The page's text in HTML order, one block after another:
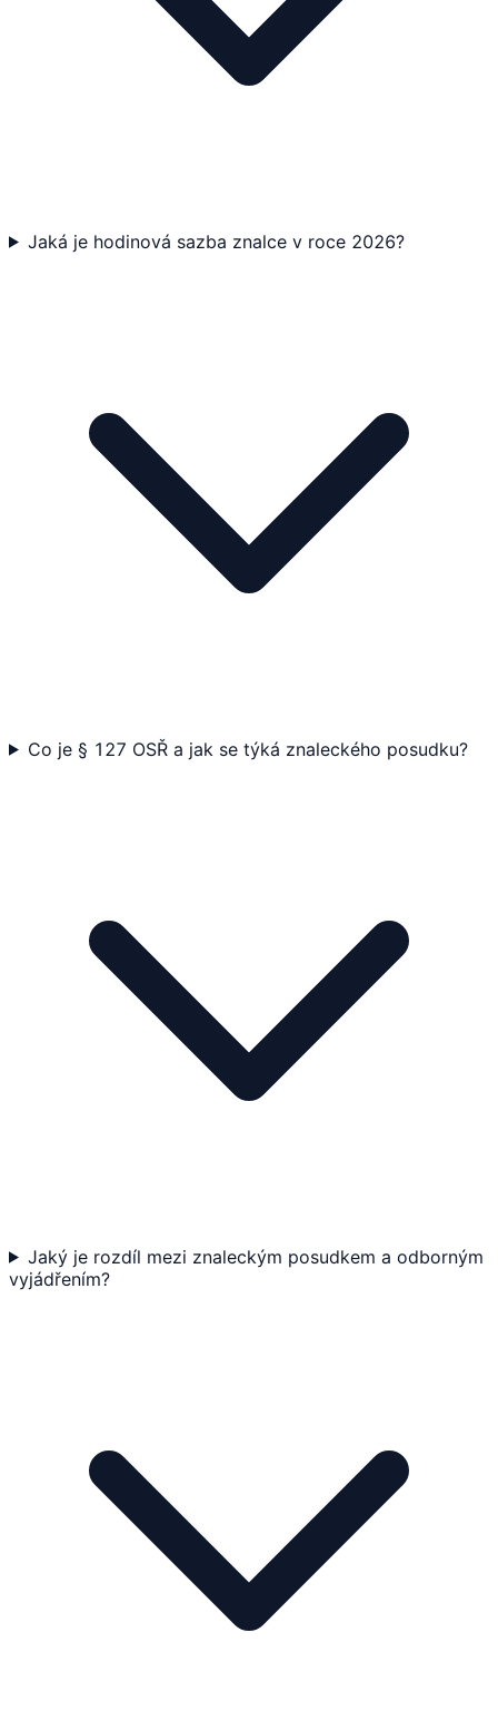
Jaká je hodinová sazba znalce v roce 2026?
Co je § 127 OSŘ a jak se týká znaleckého posudku?
Jaký je rozdíl mezi znaleckým posudkem a odborným
vyjádřením?